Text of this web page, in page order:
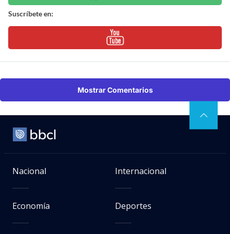
Suscríbete en:
Mostrar Comentarios
Nacional Internacional
Economía Deportes